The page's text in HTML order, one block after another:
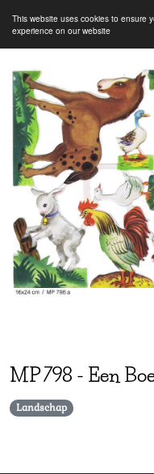
This website uses cookies to ensure
experience on our website
MP798 - Een
Landschap